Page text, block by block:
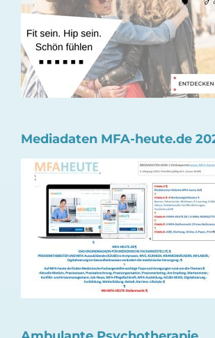
Mediadaten MFA-heute.de